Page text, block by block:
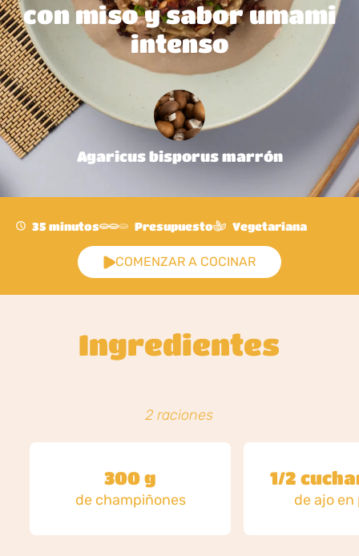
con miso y sabor umami
intenso
Agaricus bisporus marrón
35 minutos Presupuesto Vegetariana
COMENZAR A COCINAR
Ingredientes
2 raciones
300 g
de champiñones
1/2
de ajo en